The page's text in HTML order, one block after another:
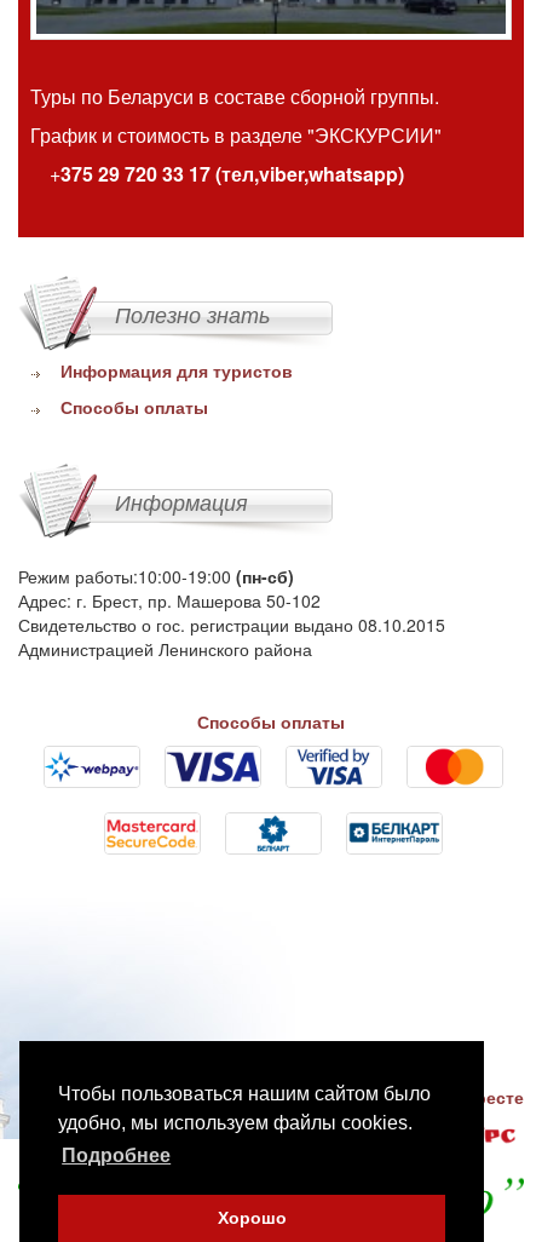
Чтобы пользоваться нашим сайтом было
удобно, мы используем файлы cookies.
Подробнее
Хорошо
Туры по Беларуси в составе сборной группы.
График и стоимость в разделе "ЭКСКУРСИИ"
+375 29 720 33 17 (тел,viber,whatsapp)
Полезно знать
Информация для туристов
Способы оплаты
Информация
Режим работы:10:00-19:00 (пн-сб)
Адрес: г. Брест, пр. Машерова 50-102
Свидетельство о гос. регистрации выдано 08.10.2015
Администрацией Ленинского района
Способы оплаты
Разработка сайтов в Бресте